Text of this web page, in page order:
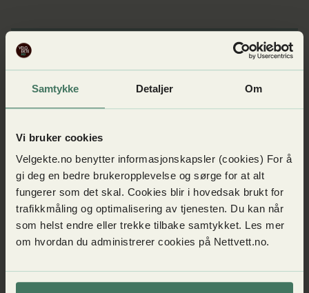
Samtykke Detaljer Om
Vi bruker cookies
Velgekte.no benytter informasjonskapsler (cookies) For å
gi deg en bedre brukeropplevelse og sørge for at alt
fungerer som det skal. Cookies blir i hovedsak brukt for
trafikkmåling og optimalisering av tjenesten. Du kan når
som helst endre eller trekke tilbake samtykket. Les mer
om hvordan du administrerer cookies på Nettvett.no.
Visste du at...
60 % mener det er greit å piratkopiere når
innholdet ikke er tilgjengelig i abonnementet de
Les mer om Ulovlig nedlasting